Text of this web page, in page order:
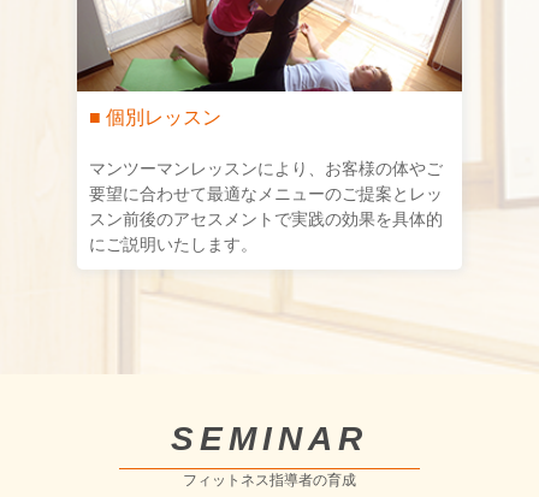
■ 個別レッスン
マンツーマンレッスンにより、お客様の体やご
要望に合わせて最適なメニューのご提案とレッ
スン前後のアセスメントで実践の効果を具体的
にご説明いたします。
SEMINAR
フィットネス指導者の育成